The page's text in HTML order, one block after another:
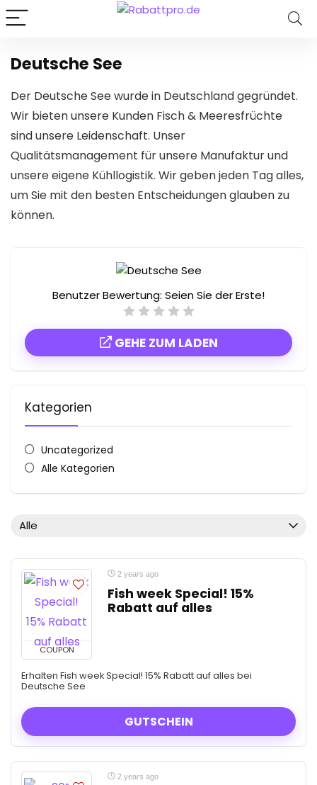
Deutsche See
Der Deutsche See wurde in Deutschland gegründet.
Wir bieten unsere Kunden Fisch & Meeresfrüchte
sind unsere Leidenschaft. Unser
Qualitätsmanagement für unsere Manufaktur und
unsere eigene Kühllogistik. Wir geben jeden Tag alles,
um Sie mit den besten Entscheidungen glauben zu
können.
Benutzer Bewertung: Seien Sie der Erste!
GEHE ZUM LADEN
Kategorien
Uncategorized
Alle Kategorien
Alle
COUPON
2 years ago
Fish week Special! 15%
Rabatt auf alles
Erhalten Fish week Special! 15% Rabatt auf alles bei
Deutsche See
GUTSCHEIN
2 years ago